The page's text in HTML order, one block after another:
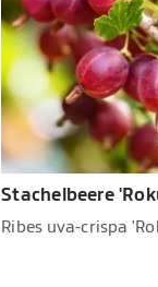
Stachelbeere
Ribes uva-crispa